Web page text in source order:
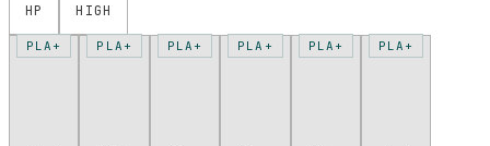
HP HIGH
PLA+ PLA+ PLA+ PLA+ PLA+ PLA+